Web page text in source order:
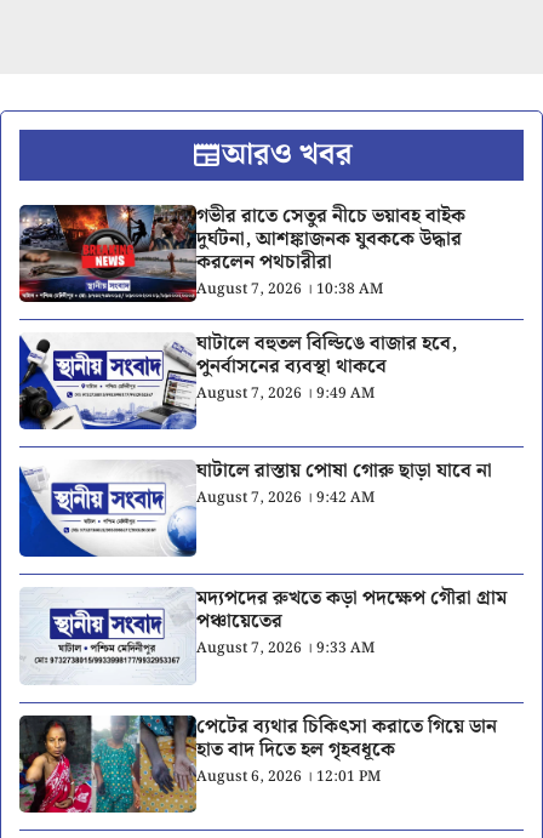
আরও খবর
গভীর রাতে সেতুর নীচে ভয়াবহ বাইক
দুর্ঘটনা, আশঙ্কাজনক যুবককে উদ্ধার
করলেন পথচারীরা
August 7, 2026 । 10:38 AM
ঘাটালে বহুতল বিল্ডিঙে বাজার হবে,
পুনর্বাসনের ব্যবস্থা থাকবে
August 7, 2026 । 9:49 AM
ঘাটালে রাস্তায় পোষা গোরু ছাড়া যাবে না
August 7, 2026 । 9:42 AM
মদ্যপদের রুখতে কড়া পদক্ষেপ গৌরা গ্রাম
পঞ্চায়েতের
August 7, 2026 । 9:33 AM
পেটের ব্যথার চিকিৎসা করাতে গিয়ে ডান
হাত বাদ দিতে হল গৃহবধূকে
August 6, 2026 । 12:01 PM